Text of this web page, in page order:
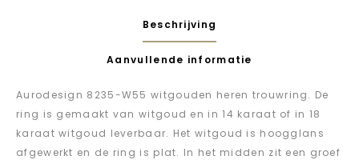
Beschrijving
Aanvullende informatie
Aurodesign 8235-W55 witgouden heren trouwring. De
ring is gemaakt van witgoud en in 14 karaat of in 18
karaat witgoud leverbaar. Het witgoud is hoogglans
afgewerkt en de ring is plat. In het midden zit een groef